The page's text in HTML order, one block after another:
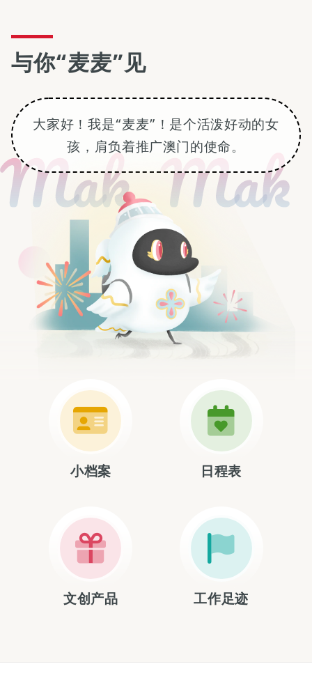
与你“麦麦”见
大家好！我是“麦麦”！是个活泼好动的女
孩，肩负着推广澳门的使命。
小档案 日程表
文创产品 工作足迹